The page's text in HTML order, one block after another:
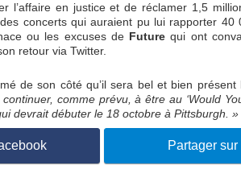
l’affaire en justice et de réclamer 1,5
concerts qui auraient pu lui rapporter 40
ou les excuses de Future qui ont
retour via Twitter.
de son côté qu’il sera bel et bien
comme prévu, à être au ‘Would
devrait débuter le 18 octobre à Pittsburgh. »
Partager sur